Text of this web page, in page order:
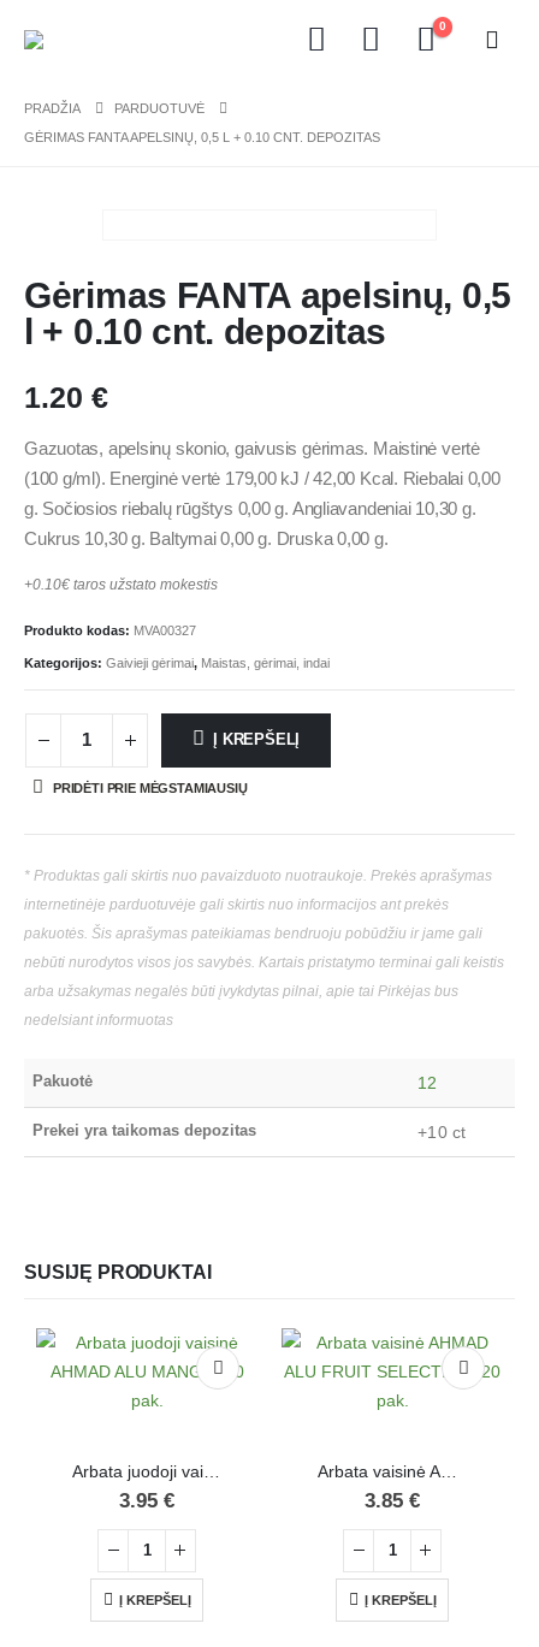
0
PRADŽIA
PARDUOTUVĖ
GĖRIMAS FANTA APELSINŲ, 0,5 L + 0.10 CNT. DEPOZITAS
Gėrimas FANTA apelsinų, 0,5
l + 0.10 cnt. depozitas
1.20 €
Gazuotas, apelsinų skonio, gaivusis gėrimas. Maistinė vertė
(100 g/ml). Energinė vertė 179,00 kJ / 42,00 Kcal. Riebalai 0,00
g. Sočiosios riebalų rūgštys 0,00 g. Angliavandeniai 10,30 g.
Cukrus 10,30 g. Baltymai 0,00 g. Druska 0,00 g.
+0.10€ taros užstato mokestis
Produkto kodas: MVA00327
Kategorijos: Gaivieji gėrimai, Maistas, gėrimai, indai
Į KREPŠELĮ
PRIDĖTI PRIE MĖGSTAMIAUSIŲ
* Produktas gali skirtis nuo pavaizduoto nuotraukoje. Prekės aprašymas
internetinėje parduotuvėje gali skirtis nuo informacijos ant prekės
pakuotės. Šis aprašymas pateikiamas bendruoju pobūdžiu ir jame gali
nebūti nurodytos visos jos savybės. Kartais pristatymo terminai gali keistis
arba užsakymas negalės būti įvykdytas pilnai, apie tai Pirkėjas bus
nedelsiant informuotas
Pakuotė 12
Prekei yra taikomas depozitas +10 ct
SUSIJĘ PRODUKTAI
Arbata juodoji vaisinė AHMAD ALU MANGO, 20 pak.
3.95 €
Į KREPŠELĮ
Arbata vaisinė AHMAD ALU FRUIT SELECTION, 20 pak.
3.85 €
Į KREPŠELĮ